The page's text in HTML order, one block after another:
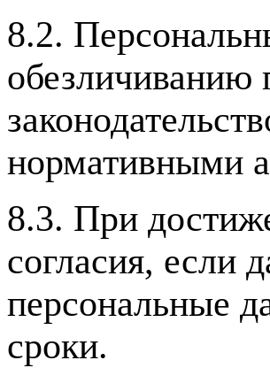
8.2.
обезличиванию
нормативными
8.3. При
согласия, если
персональные
сроки.